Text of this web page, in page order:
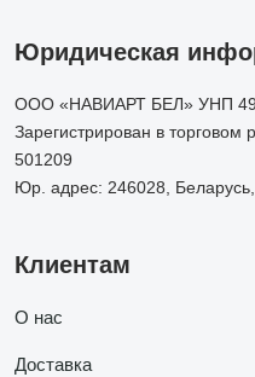
Юридическая
ООО «НАВИАРТ БЕЛ» УНП
Зарегистрирован в
501209
Юр. адрес: 246028,
Клиентам
О нас
Доставка